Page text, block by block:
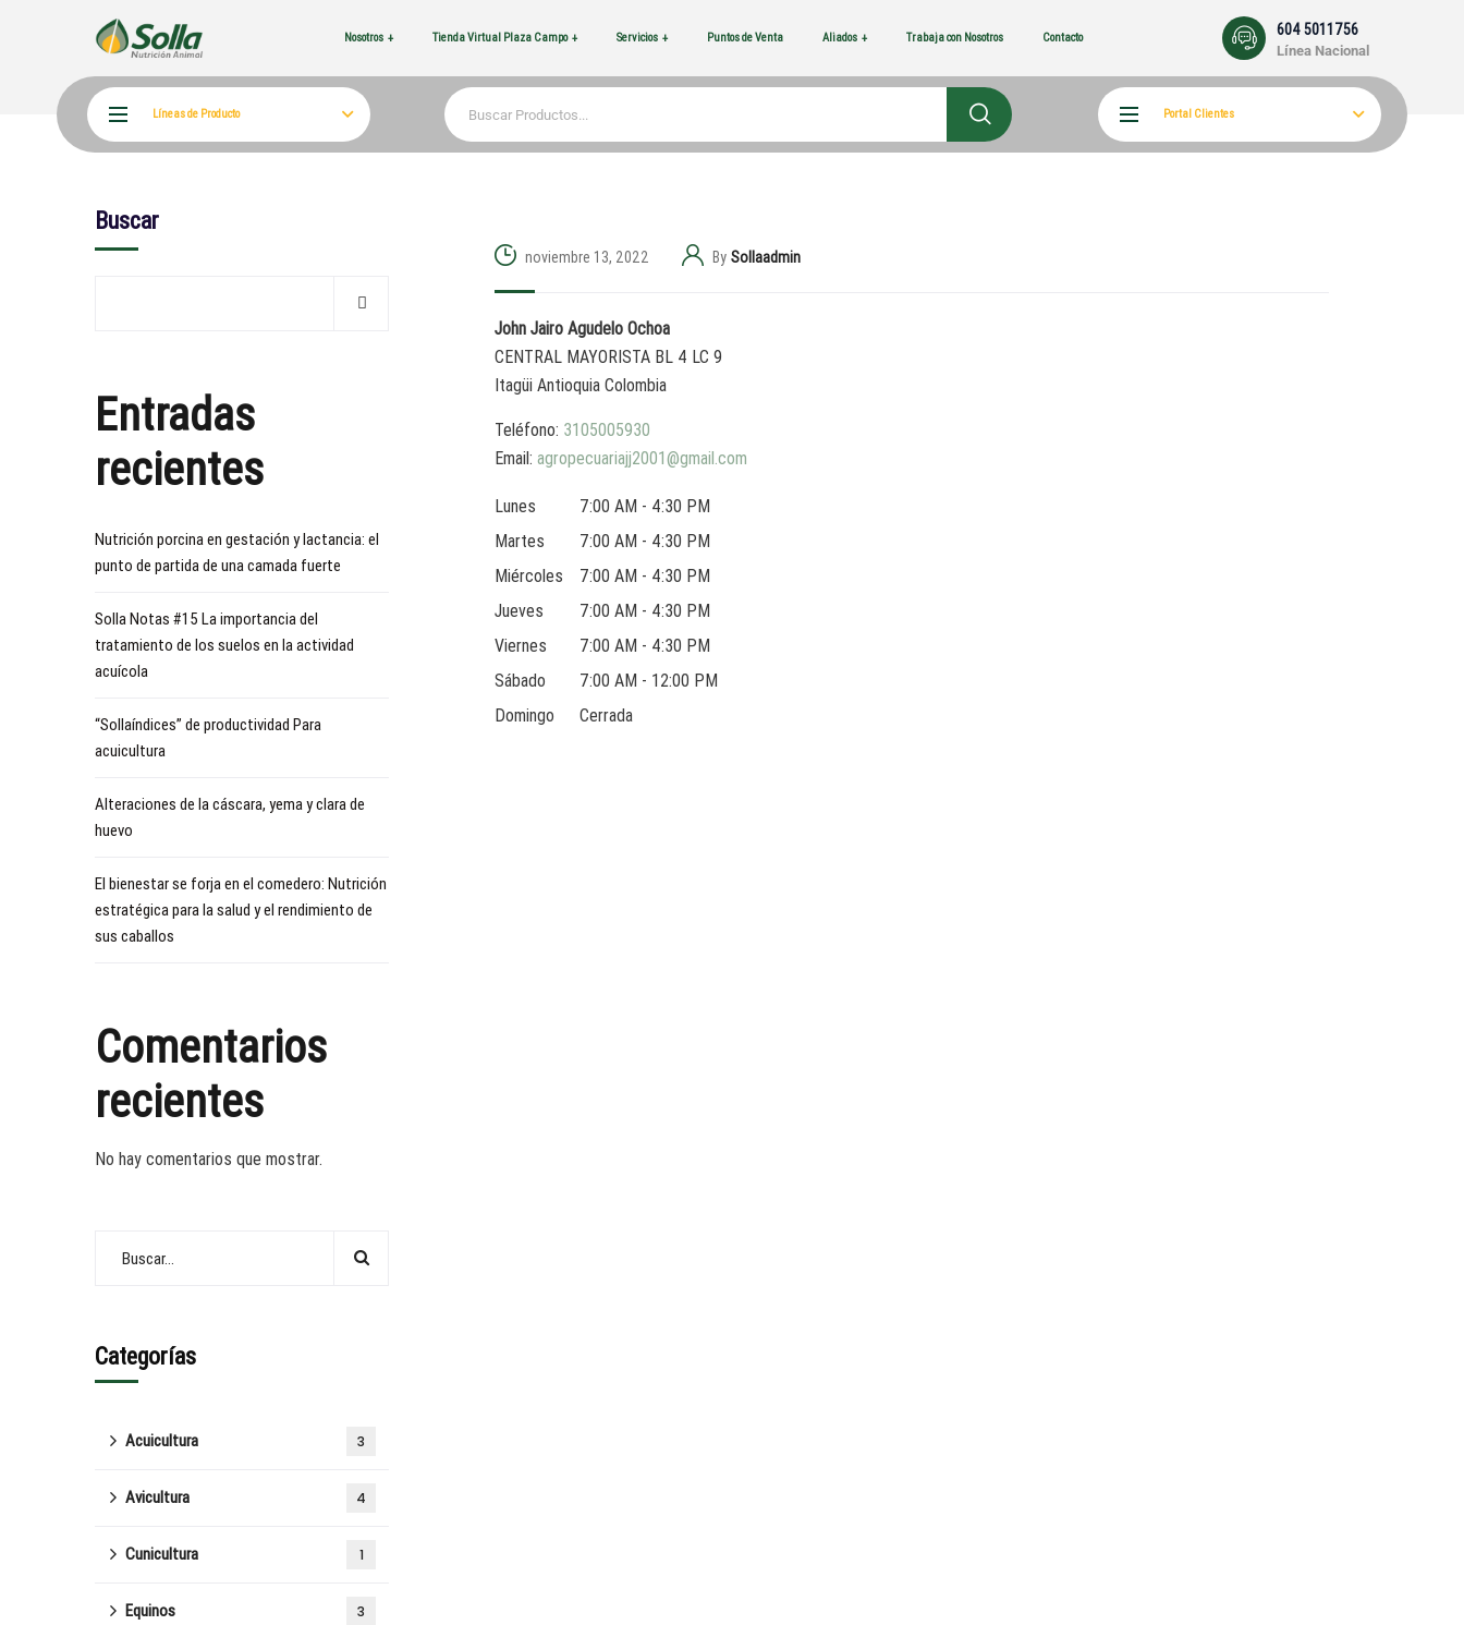
Nosotros Tienda Virtual Plaza Campo Servicios Puntos de Venta Aliados Trabaja con Nosotros Contacto 604 5011756
Línea Nacional
Líneas de Producto Portal Clientes
noviembre 13, 2022 By Sollaadmin
John Jairo Agudelo Ochoa
CENTRAL MAYORISTA BL 4 LC 9
Itagüi Antioquia Colombia
Teléfono: 3105005930
Email: agropecuariajj2001@gmail.com
Lunes
7:00 AM - 4:30 PM
Martes
7:00 AM - 4:30 PM
Miércoles
7:00 AM - 4:30 PM
Jueves
7:00 AM - 4:30 PM
Viernes
7:00 AM - 4:30 PM
Sábado
7:00 AM - 12:00 PM
Domingo
Cerrada
Buscar
Entradas
recientes
Nutrición porcina en gestación y lactancia: el
punto de partida de una camada fuerte
Solla Notas #15 La importancia del
tratamiento de los suelos en la actividad
acuícola
“Sollaíndices” de productividad Para
acuicultura
Alteraciones de la cáscara, yema y clara de
huevo
El bienestar se forja en el comedero: Nutrición
estratégica para la salud y el rendimiento de
sus caballos
Comentarios
recientes
No hay comentarios que mostrar.
Categorías
Acuicultura 3
Avicultura 4
Cunicultura 1
Equinos 3